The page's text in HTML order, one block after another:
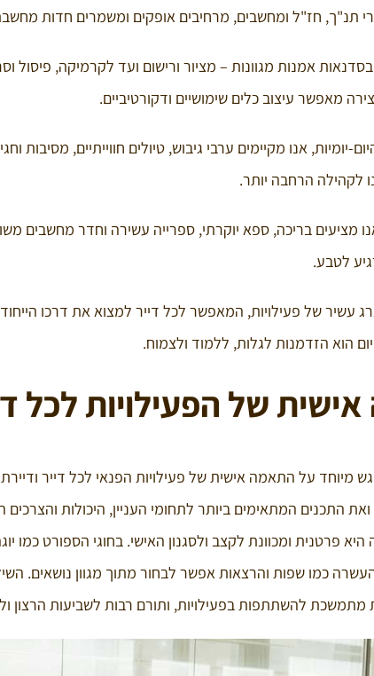
תנ"ך, חז"ל ומחשבים, מרחיבים אופקים ומשמרים חדות
אמנות מגוונות – מציור ורישום ועד לקרמיקה, פיסול
מאפשר עיצוב כלים שימושיים ודקורטיביים.
יומיות, אנו מקיימים ערבי גיבוש, טיולים חווייתיים, מסיבות
לקהילה הרחבה יותר.
מציעים בריכה, ספא יוקרתי, ספרייה עשירה וחדר מחשבים
לטבע.
עשיר של פעילויות, המאפשר לכל דייר למצוא את דרכו
הוא הזדמנות לגלות, ללמוד ולצמוח.
של הפעילויות לכל
מיוחד על התאמה אישית של פעילויות הפנאי לכל דייר
התכנים המתאימים ביותר לתחומי העניין, היכולות
פרטנית ומכוונת לקצב ולסגנון האישי. בחוגי הספורט
כמו שפות והרצאות אפשר לבחור מתוך מגוון נושאים.
מתמשכת להשתתפות בפעילויות, ותורם רבות לשביעות הרצון